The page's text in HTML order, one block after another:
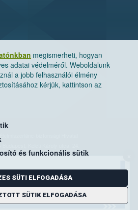
megismerheti, hogyan
adatai védelméről. Weboldalunk
a jobb felhasználói élmény
kérjük, kattintson az
és funkcionális sütik
SÜTI ELFOGADÁSA
SÜTIK ELFOGADÁSA
biztonsági Hivatal
cím: 1525 Budapest. Pf. 30.
ugyfelszolgalat@nebih.gov.hu
szám: 06-80/263-244
Telefon: 06-1/ 336-9000